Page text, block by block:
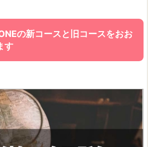
の新コースと旧コースをおお
す